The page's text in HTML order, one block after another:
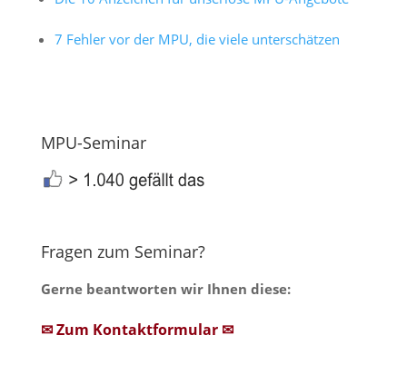
7 Fehler vor der MPU, die viele unterschätzen
MPU-Seminar
Fragen zum Seminar?
Gerne beantworten wir Ihnen diese:
✉ Zum Kontaktformular ✉